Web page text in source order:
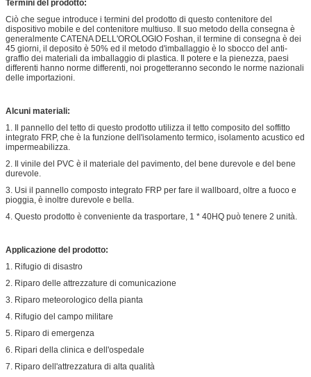
Termini del prodotto:
Ciò che segue introduce i termini del prodotto di questo contenitore del
dispositivo mobile e del contenitore multiuso. Il suo metodo della consegna è
generalmente CATENA DELL'OROLOGIO Foshan, il termine di consegna è dei
45 giorni, il deposito è 50% ed il metodo d'imballaggio è lo sbocco del anti-
graffio dei materiali da imballaggio di plastica. Il potere e la pienezza, paesi
differenti hanno norme differenti, noi progetteranno secondo le norme nazionali
delle importazioni.
Alcuni materiali:
1. Il pannello del tetto di questo prodotto utilizza il tetto composito del soffitto
integrato FRP, che è la funzione dell'isolamento termico, isolamento acustico ed
impermeabilizza.
2. Il vinile del PVC è il materiale del pavimento, del bene durevole e del bene
durevole.
3. Usi il pannello composto integrato FRP per fare il wallboard, oltre a fuoco e
pioggia, è inoltre durevole e bella.
4. Questo prodotto è conveniente da trasportare, 1 * 40HQ può tenere 2 unità.
Applicazione del prodotto:
1. Rifugio di disastro
2. Riparo delle attrezzature di comunicazione
3. Riparo meteorologico della pianta
4. Rifugio del campo militare
5. Riparo di emergenza
6. Ripari della clinica e dell'ospedale
7. Riparo dell'attrezzatura di alta qualità